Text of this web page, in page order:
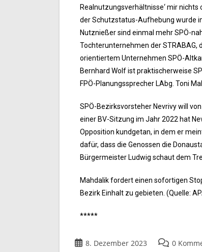
Realnutzungsverhältnisse‘ mir
der Schutzstatus-Aufhebung wurde
Nutznießer sind einmal mehr SPÖ-
Tochterunternehmen der STRABAG,
orientiertem Unternehmen SPÖ-
Bernhard Wolf ist praktischerweise
FPÖ-Planungssprecher LAbg. Toni
SPÖ-Bezirksvorsteher Nevrivy will
einer BV-Sitzung im Jahr 2022 hat
Opposition kundgetan, in dem er
dafür, dass die Genossen die
Bürgermeister Ludwig schaut dem
Mahdalik fordert einen sofortigen
Bezirk Einhalt zu gebieten. (Quelle:
*****
8. Dezember 2023 0